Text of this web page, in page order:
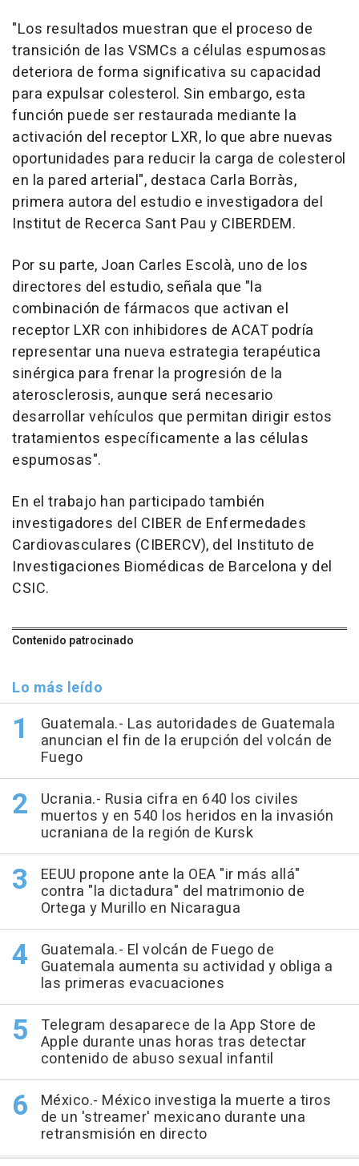
"Los resultados muestran que el proceso de
transición de las VSMCs a células espumosas
deteriora de forma significativa su capacidad
para expulsar colesterol. Sin embargo, esta
función puede ser restaurada mediante la
activación del receptor LXR, lo que abre nuevas
oportunidades para reducir la carga de colesterol
en la pared arterial", destaca Carla Borràs,
primera autora del estudio e investigadora del
Institut de Recerca Sant Pau y CIBERDEM.
Por su parte, Joan Carles Escolà, uno de los
directores del estudio, señala que "la
combinación de fármacos que activan el
receptor LXR con inhibidores de ACAT podría
representar una nueva estrategia terapéutica
sinérgica para frenar la progresión de la
aterosclerosis, aunque será necesario
desarrollar vehículos que permitan dirigir estos
tratamientos específicamente a las células
espumosas".
En el trabajo han participado también
investigadores del CIBER de Enfermedades
Cardiovasculares (CIBERCV), del Instituto de
Investigaciones Biomédicas de Barcelona y del
CSIC.
Contenido patrocinado
Lo más leído
Guatemala.- Las autoridades de Guatemala
anuncian el fin de la erupción del volcán de
Fuego
Ucrania.- Rusia cifra en 640 los civiles
muertos y en 540 los heridos en la invasión
ucraniana de la región de Kursk
EEUU propone ante la OEA "ir más allá"
contra "la dictadura" del matrimonio de
Ortega y Murillo en Nicaragua
Guatemala.- El volcán de Fuego de
Guatemala aumenta su actividad y obliga a
las primeras evacuaciones
Telegram desaparece de la App Store de
Apple durante unas horas tras detectar
contenido de abuso sexual infantil
México.- México investiga la muerte a tiros
de un 'streamer' mexicano durante una
retransmisión en directo